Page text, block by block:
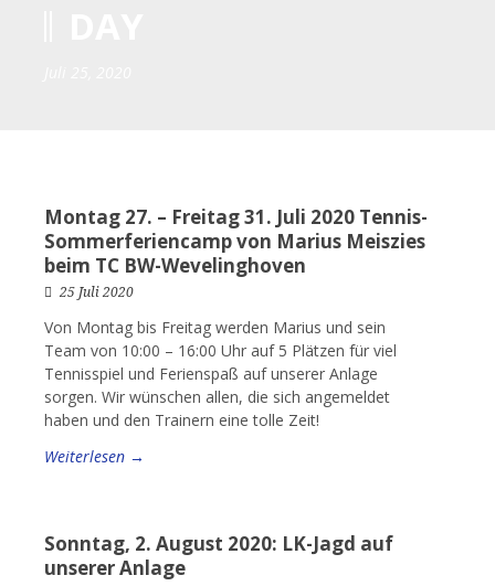
Montag 27. – Freitag 31. Juli 2020 Tennis-
Sommerferiencamp von Marius Meiszies
beim TC BW-Wevelinghoven
25 Juli 2020
Von Montag bis Freitag werden Marius und sein
Team von 10:00 – 16:00 Uhr auf 5 Plätzen für viel
Tennisspiel und Ferienspaß auf unserer Anlage
sorgen. Wir wünschen allen, die sich angemeldet
haben und den Trainern eine tolle Zeit!
Weiterlesen →
Sonntag, 2. August 2020: LK-Jagd auf
unserer Anlage